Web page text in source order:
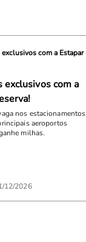
exclusivos com a
nos estacionamentos
aeroportos
milhas.
12/2026